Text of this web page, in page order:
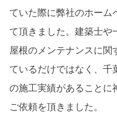
ていた際に弊社のホーム
て頂きました。建築士や
屋根のメンテナンスに関
ているだけではなく、千
の施工実績があることに
ご依頼を頂きました。